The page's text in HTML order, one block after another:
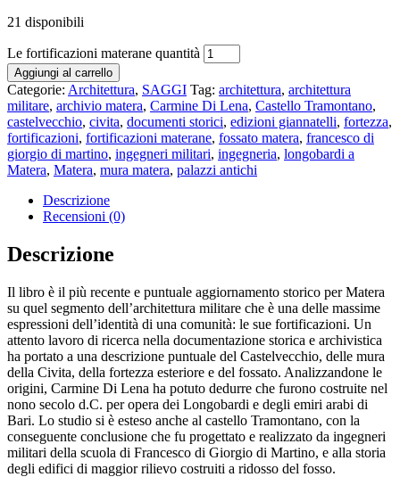
21 disponibili
Le fortificazioni materane quantità
Aggiungi al carrello
Categorie: Architettura, SAGGI Tag: architettura, architettura
militare, archivio matera, Carmine Di Lena, Castello Tramontano,
castelvecchio, civita, documenti storici, edizioni giannatelli, fortezza,
fortificazioni, fortificazioni materane, fossato matera, francesco di
giorgio di martino, ingegneri militari, ingegneria, longobardi a
Matera, Matera, mura matera, palazzi antichi
Descrizione
Recensioni (0)
Descrizione
Il libro è il più recente e puntuale aggiornamento storico per Matera
su quel segmento dell’architettura militare che è una delle massime
espressioni dell’identità di una comunità: le sue fortificazioni. Un
attento lavoro di ricerca nella documentazione storica e archivistica
ha portato a una descrizione puntuale del Castelvecchio, delle mura
della Civita, della fortezza esteriore e del fossato. Analizzandone le
origini, Carmine Di Lena ha potuto dedurre che furono costruite nel
nono secolo d.C. per opera dei Longobardi e degli emiri arabi di
Bari. Lo studio si è esteso anche al castello Tramontano, con la
conseguente conclusione che fu progettato e realizzato da ingegneri
militari della scuola di Francesco di Giorgio di Martino, e alla storia
degli edifici di maggior rilievo costruiti a ridosso del fosso.